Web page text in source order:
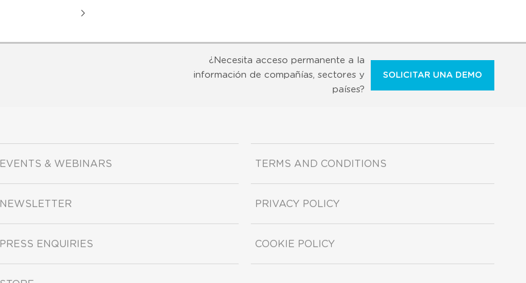
¿Necesita acceso permanente a la
información de compañías, sectores y
países?
SOLICITAR UNA DEMO
EVENTS & WEBINARS
NEWSLETTER
PRESS ENQUIRIES
TERMS AND CONDITIONS
PRIVACY POLICY
COOKIE POLICY